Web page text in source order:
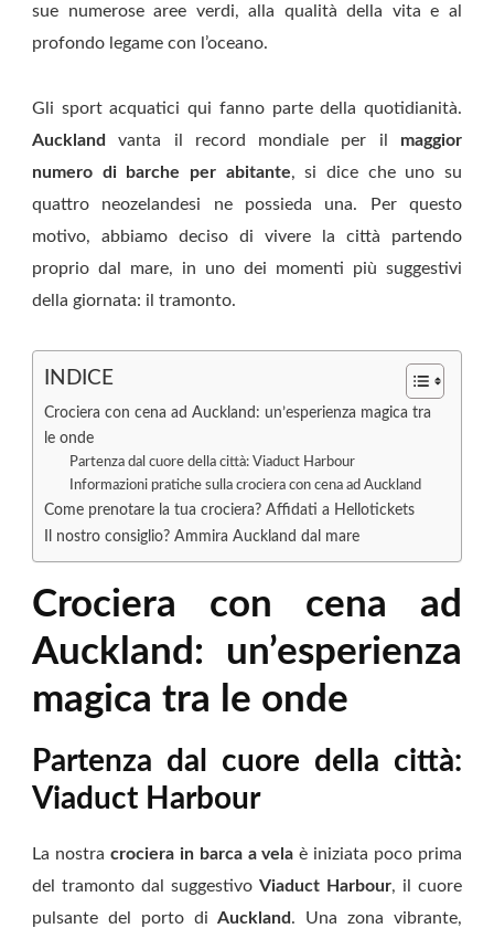
sue numerose aree verdi, alla qualità della vita e al
profondo legame con l’oceano.
Gli sport acquatici qui fanno parte della quotidianità.
Auckland vanta il record mondiale per il maggior
numero di barche per abitante, si dice che uno su
quattro neozelandesi ne possieda una. Per questo
motivo, abbiamo deciso di vivere la città partendo
proprio dal mare, in uno dei momenti più suggestivi
della giornata: il tramonto.
INDICE
Crociera con cena ad Auckland: un’esperienza magica tra
le onde
Partenza dal cuore della città: Viaduct Harbour
Informazioni pratiche sulla crociera con cena ad Auckland
Come prenotare la tua crociera? Affidati a Hellotickets
Il nostro consiglio? Ammira Auckland dal mare
Crociera con cena ad
Auckland: un’esperienza
magica tra le onde
Partenza dal cuore della città:
Viaduct Harbour
La nostra crociera in barca a vela è iniziata poco prima
del tramonto dal suggestivo Viaduct Harbour, il cuore
pulsante del porto diAuckland. Una zona vibrante,